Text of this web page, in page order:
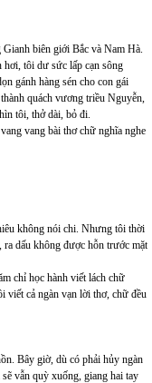
biên giới Bắc và Nam Hà.
hơi, tôi dư sức lấp cạn sông
gánh hàng sén cho con gái
quách vương triều Nguyễn,
tôi, thở dài, bỏ đi.
vang bài thơ chữ nghĩa nghe
không nói chi. Nhưng tôi thời
ra dấu không được hỗn trước mặt
chỉ học hành viết lách chữ
viết cả ngàn vạn lời thơ, chữ đều
Bây giờ, dù có phải hủy ngàn
vẫn quỳ xuống, giang hai tay